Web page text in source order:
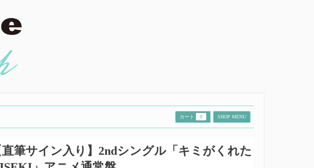
SHOP MENU
カート 0
直筆サイン入り】2ndシングル「キミがくれた